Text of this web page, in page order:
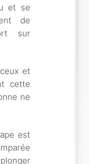
et se
de
sur
et
cette
ne
est